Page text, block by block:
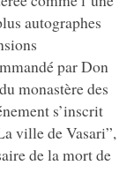
autographes
par Don
monastère des
s’inscrit
ville de Vasari”,
de la mort de